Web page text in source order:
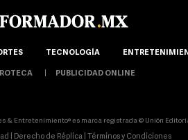
TECNOLOGÍA
PUBLICIDAD ONLINE
& Entretenimiento® es marca registrada © Unión
Derecho de Réplica Términos y Condiciones